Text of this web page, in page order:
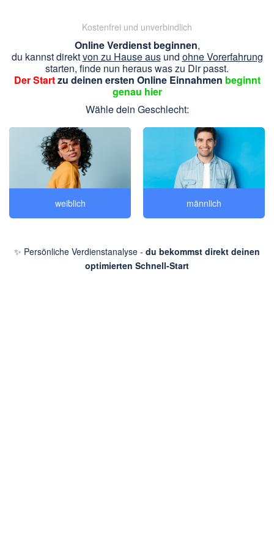
Kostenfrei und unverbindlich
Online Verdienst beginnen,
du kannst direktvon zu Hause ausund ohne Vorerfahrung
starten, finde nun heraus was zu Dir passt.
Der Startzu deinen ersten Online Einnahmen beginnt
genau hier
Wähle dein Geschlecht:
weiblich männlich
✨ Persönliche Verdienstanalyse - du bekommst direkt deinen
optimierten Schnell-Start